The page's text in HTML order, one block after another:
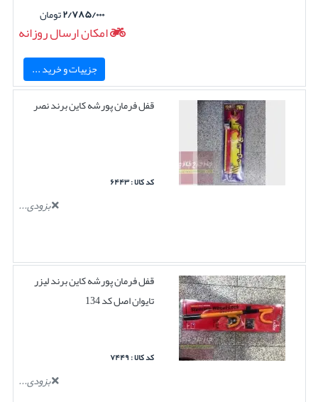
۲/۷۸۵/۰۰۰تومان
امکان ارسال روزانه
جزییات و خرید ...
قفل فرمان پورشه کاین برند نصر
کد کالا : ۶۴۴۳
بزودی...
قفل فرمان پورشه کاین برند لیزر
تایوان اصل کد 134
کد کالا : ۷۴۴۹
بزودی...